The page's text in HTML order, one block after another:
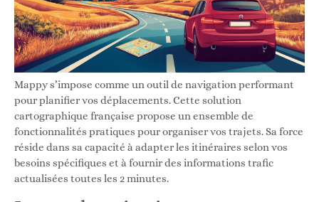
Mappy s’impose comme un outil de navigation performant
pour planifier vos déplacements. Cette solution
cartographique française propose un ensemble de
fonctionnalités pratiques pour organiser vos trajets. Sa force
réside dans sa capacité à adapter les itinéraires selon vos
besoins spécifiques et à fournir des informations trafic
actualisées toutes les 2 minutes.